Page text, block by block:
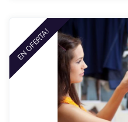
EN OFERTA!